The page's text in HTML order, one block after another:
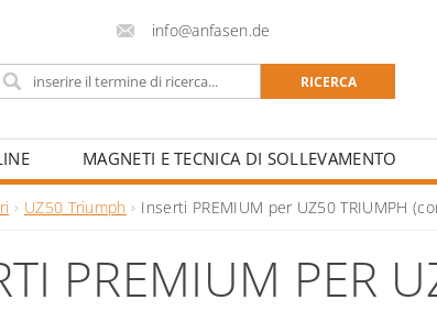
info@anfasen.de
MAGNETI E TECNICA DI SOLLEVAMENTO
E CENTRI DI FORMAZIONE
UZ50 Triumph Inserti PREMIUM per UZ50 TRIUMPH
PREMIUM PER